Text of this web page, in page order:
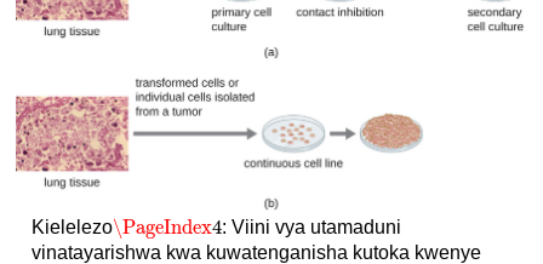
Kielelezo\PageIndex4
\PageIndex4: Viini vya utamaduni
vinatayarishwa kwa kuwatenganisha kutoka kwenye